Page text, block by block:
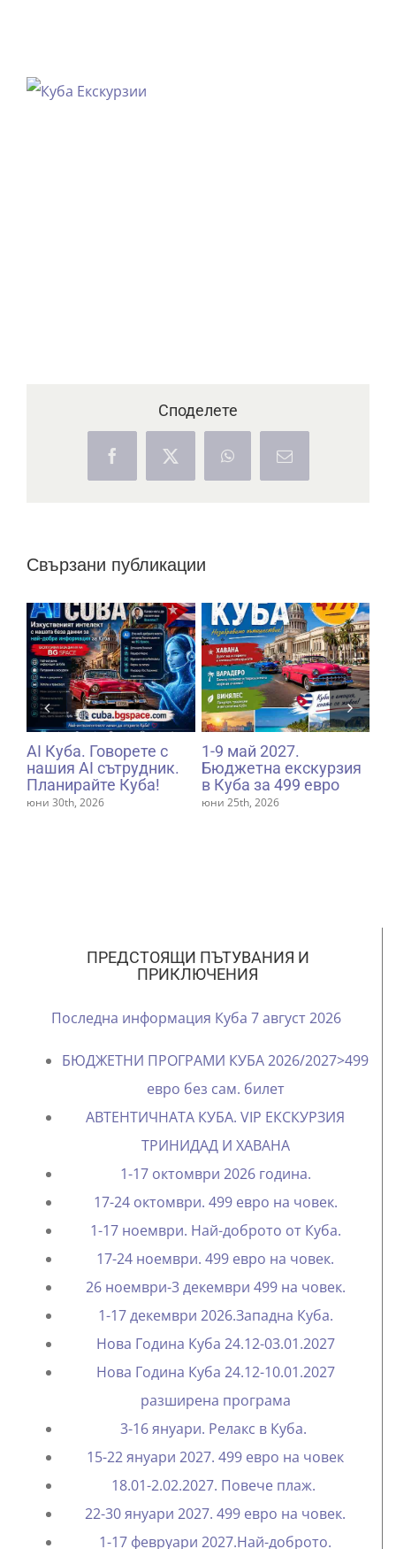
Споделете
FacebookX WhatsAppЕлектронна
поща:
Свързани публикации
1-8 април 2027.
Бюджетна Куба от
499 евро на човек.
юни 21st, 2026
22-30 януари 2027
Куба.
юни 19th, 2026 | 0 Коментара
ПРЕДСТОЯЩИ ПЪТУВАНИЯ И
ПРИКЛЮЧЕНИЯ
Последна информация Куба 7 август 2026
БЮДЖЕТНИ ПРОГРАМИ КУБА 2026/2027>499
евро без сам. билет
АВТЕНТИЧНАТА КУБА. VIP ЕКСКУРЗИЯ
ТРИНИДАД И ХАВАНА
1-17 октомври 2026 година.
17-24 октомври. 499 евро на човек.
1-17 ноември. Най-доброто от Куба.
17-24 ноември. 499 евро на човек.
26 ноември-3 декември 499 на човек.
1-17 декември 2026.Западна Куба.
Нова Година Куба 24.12-03.01.2027
Нова Година Куба 24.12-10.01.2027
разширена програма
3-16 януари. Релакс в Куба.
15-22 януари 2027. 499 евро на човек
18.01-2.02.2027. Повече плаж.
22-30 януари 2027. 499 евро на човек.
1-17 февруари 2027.Най-доброто.